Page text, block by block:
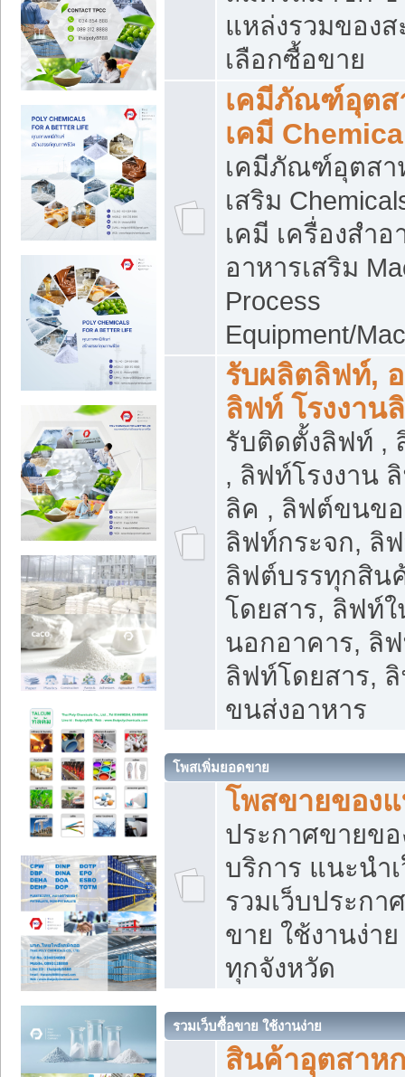
แหล่งรวมของ
เลือกซื้อขาย
เคมีภัณฑ์อุตส
เคมี
เคมีภัณฑ์อุตสา
เสริม
เคมี เครื่องสำ
อาหารเสริม
Process
Equipment/
รับผลิตลิฟท์,
ลิฟท์ โรงงาน
รับติดตั้งลิฟท์ ,
, ลิฟท์โรงงาน
ลิค , ลิฟต์ขนข
ลิฟท์กระจก, ลิ
ลิฟต์บรรทุกสิน
โดยสาร, ลิฟท์
นอกอาคาร, ลิ
ลิฟท์โดยสาร,
ขนส่งอาหาร
โพสเพิ่มยอดขาย
โพสขายของ
ประกาศขายข
บริการ แนะนำ
รวมเว็บประกา
ขาย ใช้งานง่า
ทุกจังหวัด
รวมเว็บซื้อขาย ใช้งานง่าย
สินค้าอุตสาห